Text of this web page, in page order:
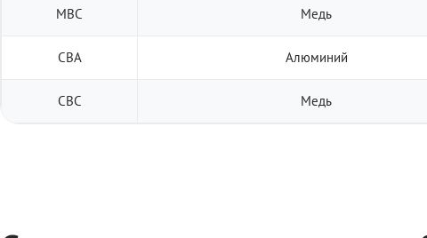
МВС Медь
СВА Алюминий
СВС Медь